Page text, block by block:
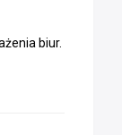
biur.